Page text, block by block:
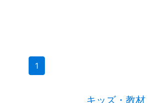
1(current)
キッズ・教材